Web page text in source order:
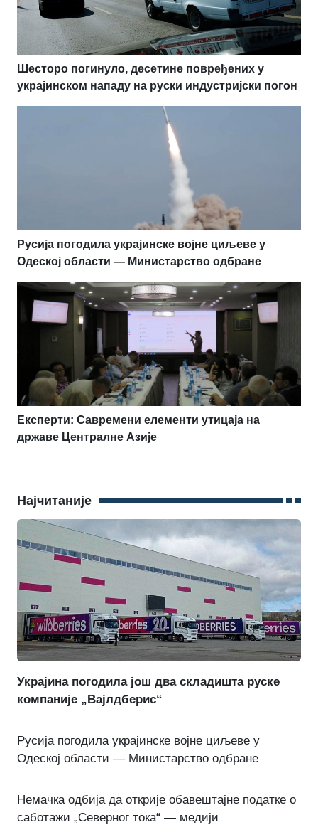
Шесторо погинуло, десетине повређених у
украјинском нападу на руски индустријски погон
Русија погодила украјинске војне циљеве у
Одеској области — Министарство одбране
Експерти: Савремени елементи утицаја на
државе Централне Азије
Најчитаније
Украјина погодила још два складишта руске
компаније „Вајлдберис“
Русија погодила украјинске војне циљеве у
Одеској области — Министарство одбране
Немачка одбија да открије обавештајне податке о
саботажи „Северног тока“ — медији